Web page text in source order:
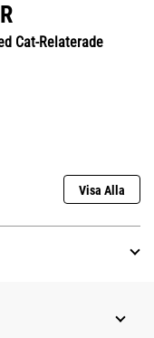
Cat-Relaterade
Visa Alla